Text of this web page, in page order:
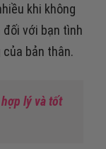
khi không
với bạn tình
bản thân.
lý và tốt